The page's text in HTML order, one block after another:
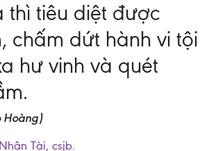
thì tiêu diệt được
chấm dứt hành vi tội
hư vinh và quét
Hoàng)
Tài, csjb.